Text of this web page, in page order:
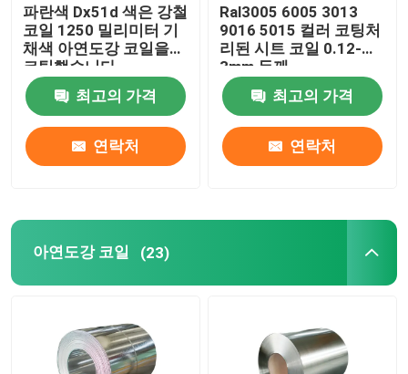
스테인리스강 코일
스테인리스 강판
탄소 강철 코일
홈형 강 보
구조적 각도 철골
파란색 Dx51d 색은 강철
코일 1250 밀리미터 기
채색 아연도강 코일을
코팅했습니다
최고의 가격
연락처
Ral3005 6005 3013
9016 5015 컬러 코팅처
리된 시트 코일 0.12-
3mm 두께
최고의 가격
연락처
아연도강 코일 (23)